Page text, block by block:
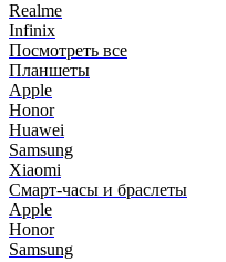
Realme
Infinix
Посмотреть все
Планшеты
Apple
Honor
Huawei
Samsung
Xiaomi
Смарт-часы и браслеты
Apple
Honor
Samsung